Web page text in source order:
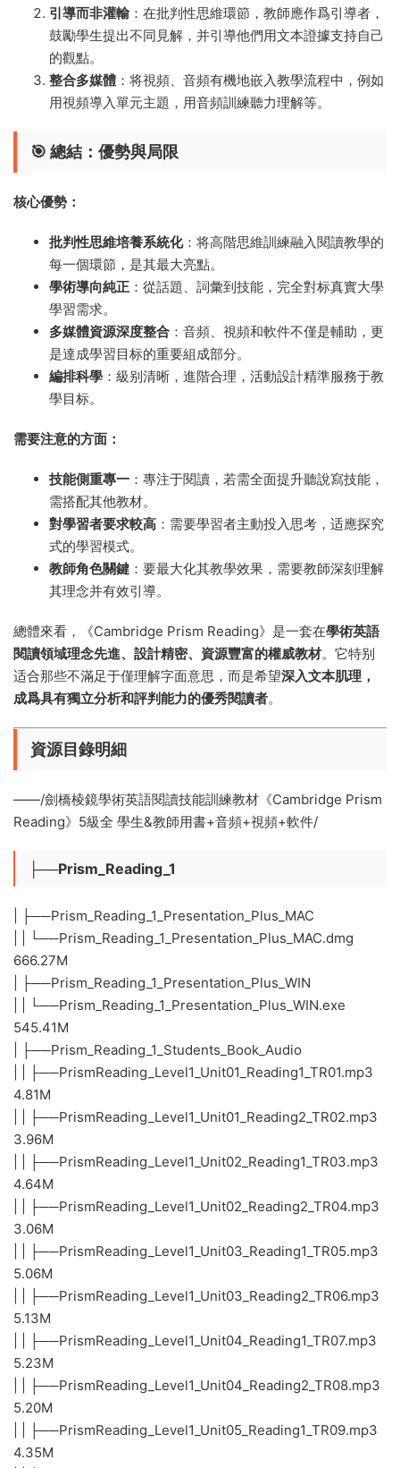
引導而非灌輸：在批判性思維環節，教師應作爲引導者，
鼓勵學生提出不同見解，并引導他們用文本證據支持自己
的觀點。
整合多媒體 ：将視頻、音頻有機地嵌入教學流程中，例如
用視頻導入單元主題，用音頻訓練聽力理解等。
🎯 總結：優勢與局限
核心優勢：
批判性思維培養系統化：将高階思維訓練融入閱讀教學的
每一個環節，是其最大亮點。
學術導向純正 ：從話題、詞彙到技能，完全對标真實大學
學習需求。
多媒體資源深度整合 ：音頻、視頻和軟件不僅是輔助，更
是達成學習目标的重要組成部分。
編排科學 ：級别清晰，進階合理，活動設計精準服務于教
學目标。
需要注意的方面：
技能側重專一 ：專注于閱讀，若需全面提升聽說寫技能，
需搭配其他教材。
對學習者要求較高 ：需要學習者主動投入思考，适應探究
式的學習模式。
教師角色關鍵 ：要最大化其教學效果，需要教師深刻理解
其理念并有效引導。
總體來看，《Cambridge Prism Reading》是一套在學術英語
閱讀領域理念先進、設計精密、資源豐富的權威教材。它特别
适合那些不滿足于僅理解字面意思，而是希望深入文本肌理，
成爲具有獨立分析和評判能力的優秀閱讀者。
資源目錄明細
——/劍橋棱鏡學術英語閱讀技能訓練教材《Cambridge Prism
Reading》5級全 學生&教師用書+音頻+視頻+軟件/
├──Prism_Reading_1
| ├──Prism_Reading_1_Presentation_Plus_MAC
| | └──Prism_Reading_1_Presentation_Plus_MAC.dmg
666.27M
| ├──Prism_Reading_1_Presentation_Plus_WIN
| | └──Prism_Reading_1_Presentation_Plus_WIN.exe
545.41M
| ├──Prism_Reading_1_Students_Book_Audio
| | ├──PrismReading_Level1_Unit01_Reading1_TR01.mp3
4.81M
| | ├──PrismReading_Level1_Unit01_Reading2_TR02.mp3
3.96M
| | ├──PrismReading_Level1_Unit02_Reading1_TR03.mp3
4.64M
| | ├──PrismReading_Level1_Unit02_Reading2_TR04.mp3
3.06M
| | ├──PrismReading_Level1_Unit03_Reading1_TR05.mp3
5.06M
| | ├──PrismReading_Level1_Unit03_Reading2_TR06.mp3
5.13M
| | ├──PrismReading_Level1_Unit04_Reading1_TR07.mp3
5.23M
| | ├──PrismReading_Level1_Unit04_Reading2_TR08.mp3
5.20M
| | ├──PrismReading_Level1_Unit05_Reading1_TR09.mp3
4.35M